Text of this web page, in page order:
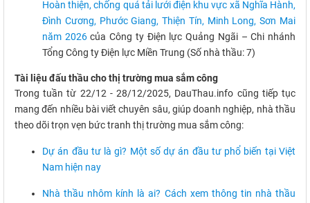
Hoàn thiện, chống quá tải lưới điện khu vực xã Nghĩa Hành,
Đình Cương, Phước Giang, Thiện Tín, Minh Long, Sơn Mai
năm 2026của Công ty Điện lực Quảng Ngãi – Chi nhánh
Tổng Công ty Điện lực Miền Trung (Số nhà thầu: 7)
Tài liệu đấu thầu cho thị trường mua sắm công
Trong tuần từ 22/12 - 28/12/2025, DauThau.info cũng tiếp tục
mang đến nhiều bài viết chuyên sâu, giúp doanh nghiệp, nhà thầu
theo dõi trọn vẹn bức tranh thị trường mua sắm công:
Dự án đầu tư là gì? Một số dự án đầu tư phổ biến tại Việt
Nam hiện nay
Nhà thầu nhôm kính là ai? Cách xem thông tin nhà thầu